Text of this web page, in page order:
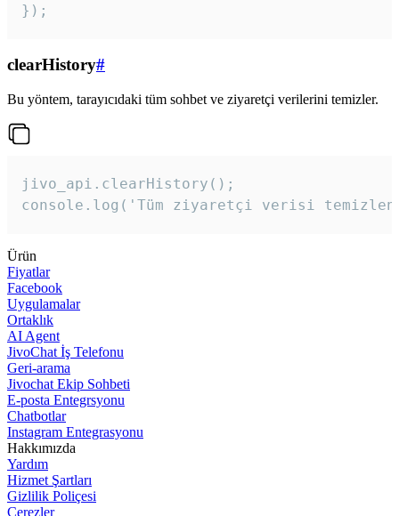
});
clearHistory#
Bu yöntem, tarayıcıdaki tüm sohbet ve ziyaretçi verilerini temizler.
jivo_api.clearHistory();
console.log('Tüm ziyaretçi verisi
Ürün
Fiyatlar
Facebook
Uygulamalar
Ortaklık
AI Agent
JivoChat İş Telefonu
Geri-arama
Jivochat Ekip Sohbeti
E-posta Entegrsyonu
Chatbotlar
Instagram Entegrasyonu
Hakkımızda
Yardım
Hizmet Şartları
Gizlilik Poliçesi
Çerezler